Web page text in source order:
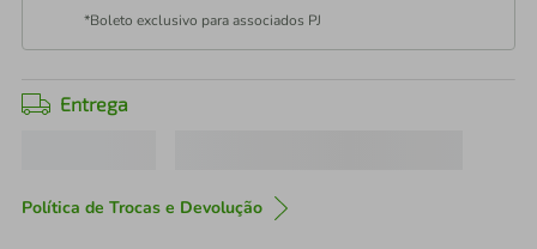
*Boleto exclusivo para associados PJ
Entrega
Política de Trocas e Devolução